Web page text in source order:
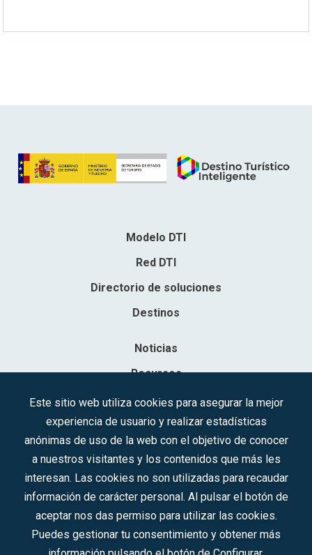
Modelo DTI
Red DTI
Directorio de soluciones
Destinos
Noticias
Recursos
Contacto
Sociedad Mercantil Estatal para la Gestión de la Innovación y las
C.I.F.: A-81/874.984
Síguenos en redes sociales:
Este sitio web utiliza cookies para asegurar la mejor
experiencia de usuario y realizar estadísticas
anónimas de uso de la web con el objetivo de conocer
a nuestros visitantes y los contenidos que más les
interesan. Las cookies no son utilizadas para recaudar
información de carácter personal. Al pulsar el botón de
aceptar nos das permiso para utilizar las cookies.
Puedes gestionar tu consentimiento y obtener más